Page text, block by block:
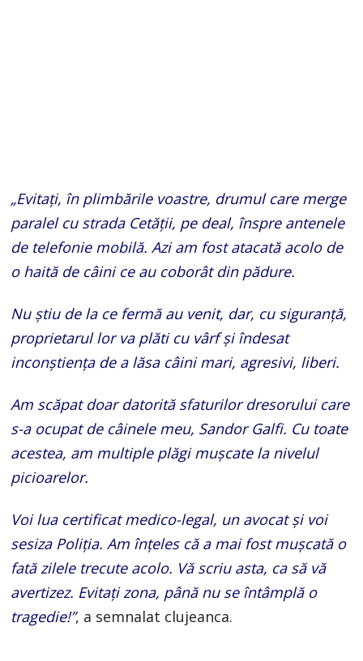
„Evitați, în plimbările voastre, drumul care merge
paralel cu strada Cetății, pe deal, înspre antenele
de telefonie mobilă. Azi am fost atacată acolo de
o haită de câini ce au coborât din pădure.
Nu știu de la ce fermă au venit, dar, cu siguranță,
proprietarul lor va plăti cu vârf și îndesat
inconștiența de a lăsa câini mari, agresivi, liberi.
Am scăpat doar datorită sfaturilor dresorului care
s-a ocupat de câinele meu, Sandor Galfi. Cu toate
acestea, am multiple plăgi mușcate la nivelul
picioarelor.
Voi lua certificat medico-legal, un avocat și voi
sesiza Poliția. Am înțeles că a mai fost mușcată o
fată zilele trecute acolo. Vă scriu asta, ca să vă
avertizez. Evitați zona, până nu se întâmplă o
tragedie!”, a semnalat clujeanca.